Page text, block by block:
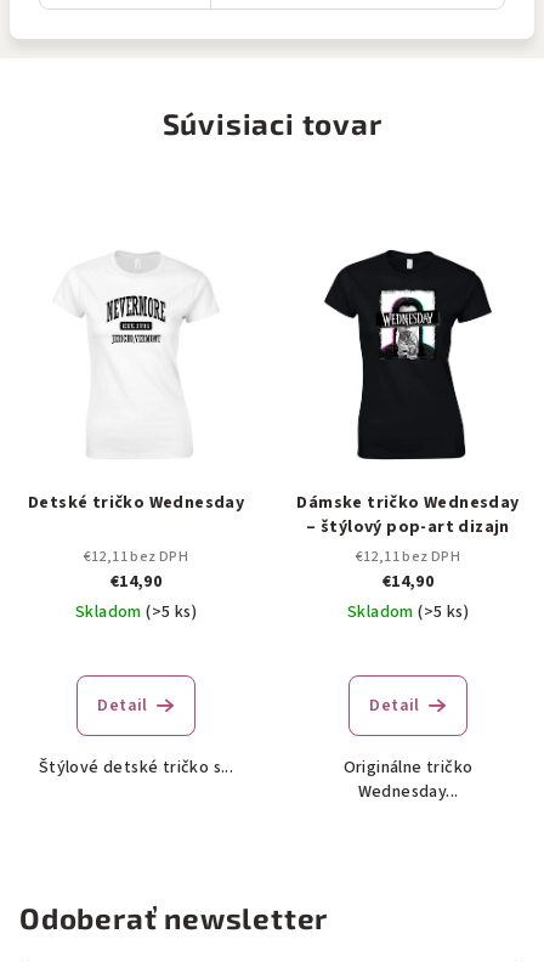
Súvisiaci tovar
Detské tričko Wednesday
€12,11 bez DPH
€14,90
Skladom(>5 ks)
Detail
Štýlové detské tričko s...
Dámske tričko Wednesday
– štýlový pop-art dizajn
€12,11 bez DPH
€14,90
Skladom(>5 ks)
Detail
Originálne tričko
Wednesday...
Odoberať newsletter